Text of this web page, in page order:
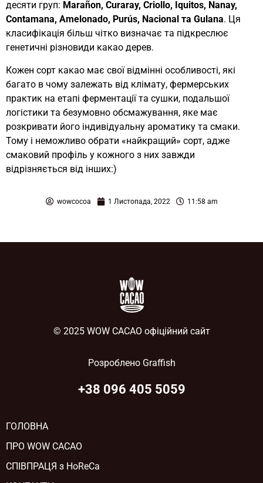
десяти груп: Marañon, Curaray, Criollo, Iquitos, Nanay,
Contamana, Amelonado, Purús, Nacional та Gulana. Ця
класифікація більш чітко визначає та підкреслює
генетичні різновиди какао дерев.
Кожен сорт какао має свої відмінні особливості, які
багато в чому залежать від клімату, фермерських
практик на етапі ферментації та сушки, подальшої
логістики та безумовно обсмажування, яке має
розкривати його індивідуальну ароматику та смаки.
Тому і неможливо обрати «найкращий» сорт, адже
смаковий профіль у кожного з них завжди
відрізняється від інших:)
wowcocoa 1 Листопада, 2022 11:58 am
© 2025 WOW CACAO офіційний сайт
Розроблено Graffish
+38 096 405 5059
ГОЛОВНА
ПРО WOW CACAO
СПІВПРАЦЯ з HoReCa